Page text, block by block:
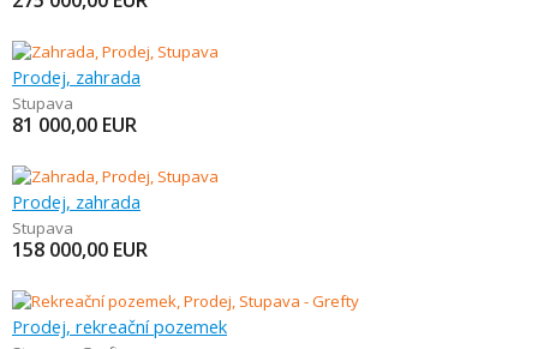
Prodej, zahrada
Stupava
81 000,00 EUR
Prodej, zahrada
Stupava
158 000,00 EUR
Prodej, rekreační pozemek